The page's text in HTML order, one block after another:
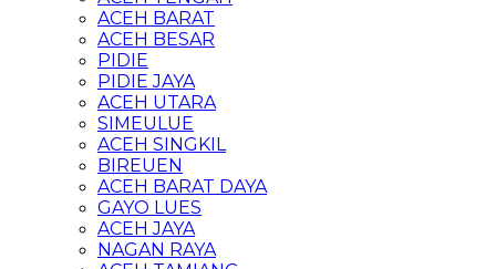
ACEH BARAT
ACEH BESAR
PIDIE
PIDIE JAYA
ACEH UTARA
SIMEULUE
ACEH SINGKIL
BIREUEN
ACEH BARAT DAYA
GAYO LUES
ACEH JAYA
NAGAN RAYA